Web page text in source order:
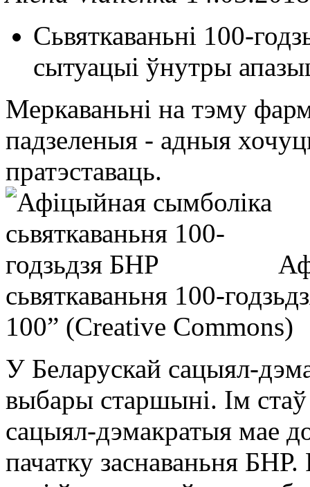
Сьвяткаваньні 100-
сытуацыі ўнутры
Меркаваньні на тэму
падзеленыя - адныя
пратэставаць.
сьвяткаваньня 100-
100” (Creative Commons)
У Беларускай сацыял-
выбары старшыні. Ім стаў
сацыял-дэмакратыя мае
пачатку заснаваньня